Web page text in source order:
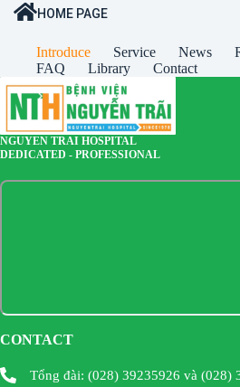
HOME PAGE
Introduce Service News
FAQ
Library Contact
NGUYEN TRAI HOSPITAL
DEDICATED - PROFESSIONAL
CONTACT
Tổng đài: (028) 39235926 và (028)